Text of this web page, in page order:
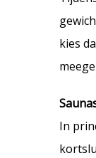
kies
In